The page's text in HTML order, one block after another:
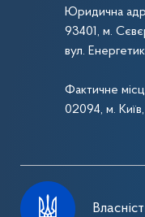
Юридична
93401, м.
вул.
Фактичне
02094, м.